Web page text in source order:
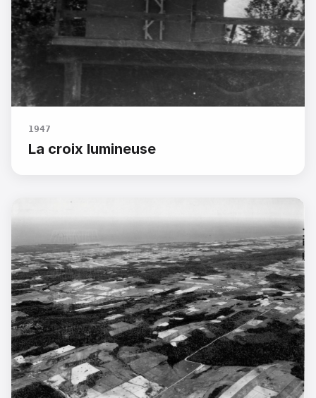
1947
La croix lumineuse